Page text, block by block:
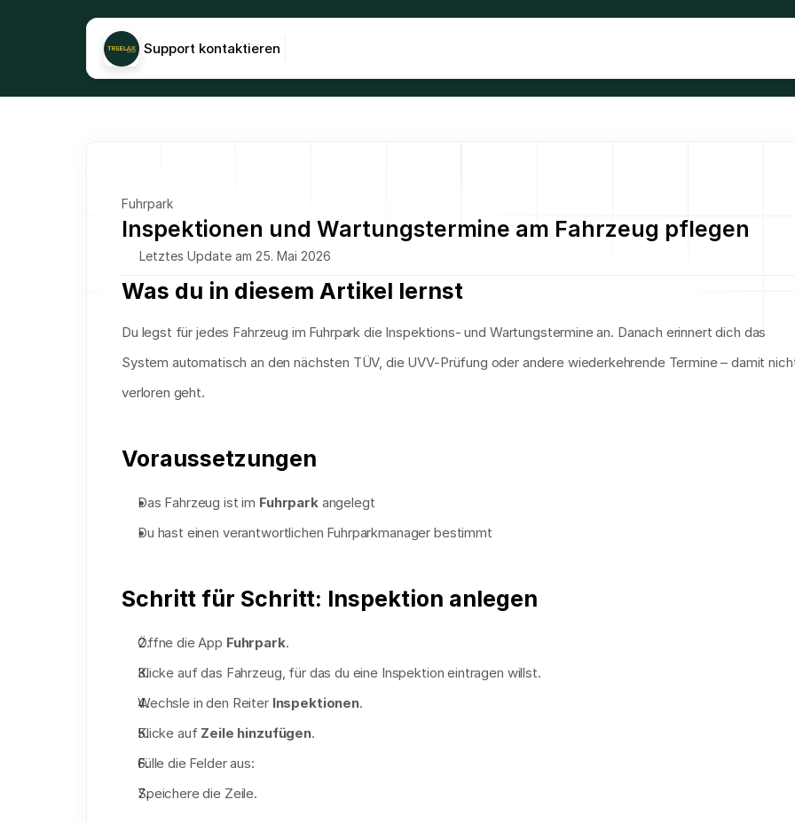
Support kontaktieren
Fuhrpark
Inspektionen und Wartungstermine am Fahrzeug pflegen
Letztes Update am 25. Mai 2026
Was du in diesem Artikel lernst
Du legst für jedes Fahrzeug im Fuhrpark die Inspektions- und Wartungstermine an. Danach erinnert dich das
System automatisch an den nächsten TÜV, die UVV-Prüfung oder andere wiederkehrende Termine – damit
verloren geht.
Voraussetzungen
Das Fahrzeug ist im Fuhrpark angelegt
Du hast einen verantwortlichen Fuhrparkmanager bestimmt
Schritt für Schritt: Inspektion anlegen
Öffne die App Fuhrpark.
Klicke auf das Fahrzeug, für das du eine Inspektion eintragen willst.
Wechsle in den Reiter Inspektionen.
Klicke auf Zeile hinzufügen.
Fülle die Felder aus:
Speichere die Zeile.